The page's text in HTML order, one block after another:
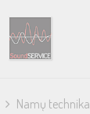
Namų technika